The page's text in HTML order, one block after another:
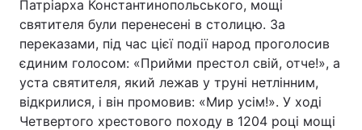
Патріарха Константинопольського, мощі
святителя були перенесені в столицю. За
переказами, під час цієї події народ проголосив
єдиним голосом: «Прийми престол свій, отче!», а
уста святителя, який лежав у труні нетлінним,
відкрилися, і він промовив: «Мир усім!». У ході
Четвертого хрестового походу в 1204 році мощі